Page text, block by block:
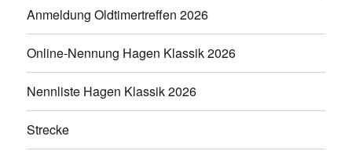
Anmeldung Oldtimertreffen 2026
Online-Nennung Hagen Klassik 2026
Nennliste Hagen Klassik 2026
Strecke